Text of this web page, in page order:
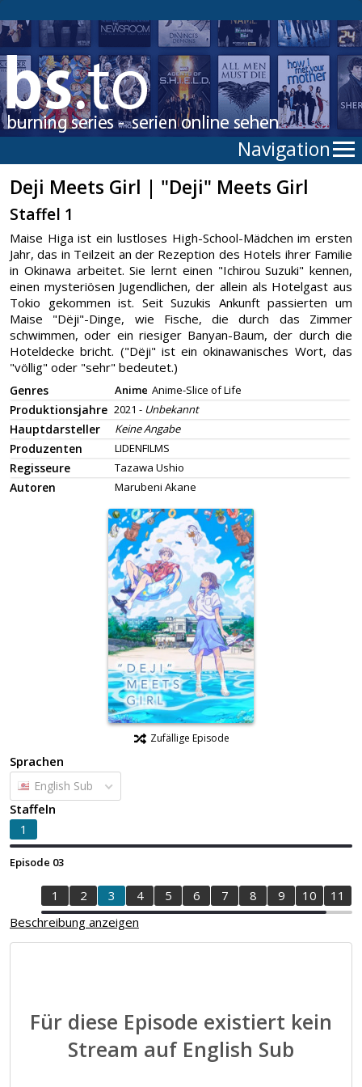
Navigation
Deji Meets Girl | "Deji" Meets Girl
Staffel 1
Maise Higa ist ein lustloses High-School-Mädchen im ersten
Jahr, das in Teilzeit an der Rezeption des Hotels ihrer Familie
in Okinawa arbeitet. Sie lernt einen "Ichirou Suzuki" kennen,
einen mysteriösen Jugendlichen, der allein als Hotelgast aus
Tokio gekommen ist. Seit Suzukis Ankunft passierten um
Maise "Dëji"-Dinge, wie Fische, die durch das Zimmer
schwimmen, oder ein riesiger Banyan-Baum, der durch die
Hoteldecke bricht. ("Dëji" ist ein okinawanisches Wort, das
"völlig" oder "sehr" bedeutet.)
Genres Anime Anime-Slice of Life
Produktionsjahre 2021 - Unbekannt
Hauptdarsteller Keine Angabe
Produzenten LIDENFILMS
Regisseure Tazawa Ushio
Autoren Marubeni Akane
Zufällige Episode
Sprachen
English Sub
Staffeln
1
Episode 03
1 2 3 4 5 6 7 8 9 10 11
Beschreibung anzeigen
Für diese Episode existiert kein
Stream auf English Sub